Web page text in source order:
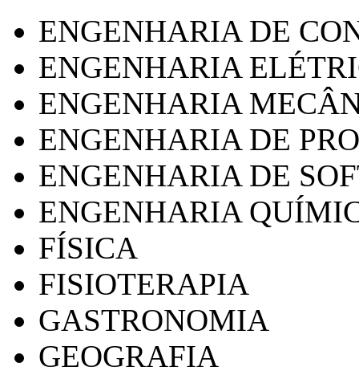
ENGENHARIA DE
ENGENHARIA
ENGENHARIA
ENGENHARIA DE
ENGENHARIA DE
ENGENHARIA
FÍSICA
FISIOTERAPIA
GASTRONOMIA
GEOGRAFIA